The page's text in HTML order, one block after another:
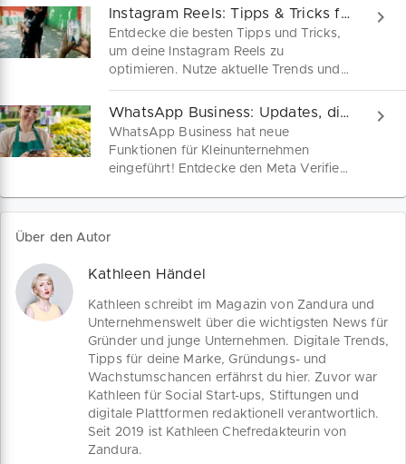
sichtbar zu machen. Wir zeigen dir, wie
du jetzt noch kreativeren Content
erstellst und neue Zielgruppen erreichst.
Instagram Reels: Tipps & Tricks für mehr Views & Likes
Entdecke die besten Tipps und Tricks,
um deine Instagram Reels zu
optimieren. Nutze aktuelle Trends und
kreative Ideen mit Metas Insider-Wissen.
So sicherst du dir mehr Views und Likes
auf Instagram!
WhatsApp Business: Updates, die du kennen musst
WhatsApp Business hat neue
Funktionen für Kleinunternehmen
eingeführt! Entdecke den Meta Verified
Über den Autor
Kathleen Händel
Kathleen schreibt im Magazin von Zandura und
Unternehmenswelt über die wichtigsten News für
Gründer und junge Unternehmen. Digitale Trends,
Tipps für deine Marke, Gründungs- und
Wachstumschancen erfährst du hier. Zuvor war
Kathleen für Social Start-ups, Stiftungen und
digitale Plattformen redaktionell verantwortlich.
Seit 2019 ist Kathleen Chefredakteurin von
Zandura.